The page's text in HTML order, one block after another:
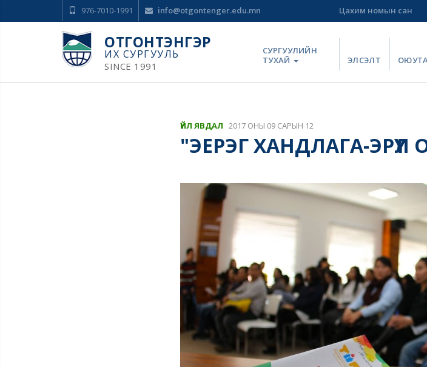
976-7010-1991 info@otgontenger.edu.mn Цахим номын сан
ОТГОНТЭНГЭР
ИХ СУРГУУЛЬ
SINCE 1991
СУРГУУЛИЙН
ТУХАЙ
ЭЛСЭЛТ
ҮЙЛ ЯВДАЛ 2017 ОНЫ 09 САРЫН 12
"ЭЕРЭГ ХАНДЛАГА-